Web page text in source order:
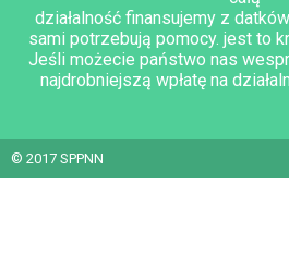
działalność finansujemy z
sami potrzebują pomocy. jest to
Jeśli możecie państwo nas
najdrobniejszą wpłatę na
© 2017 SPPNN